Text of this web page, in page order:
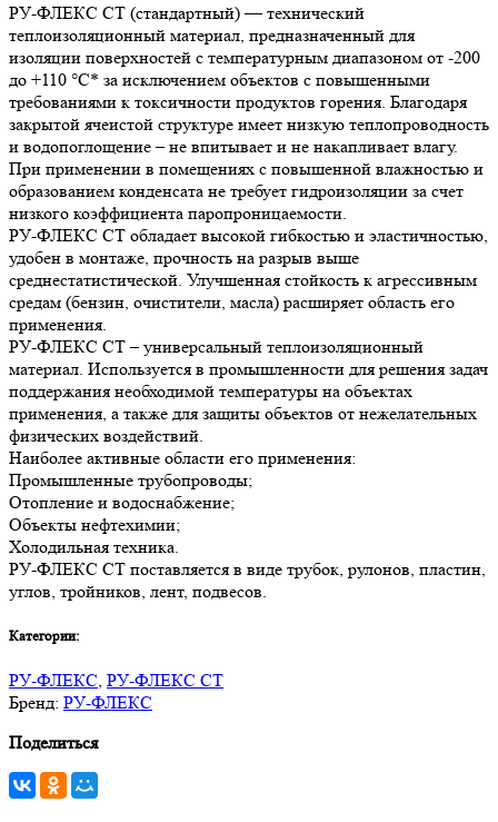
РУ-ФЛЕКС СТ (стандартный) — технический
теплоизоляционный материал, предназначенный для
изоляции поверхностей с температурным диапазоном от -200
до +110 °С* за исключением объектов с повышенными
требованиями к токсичности продуктов горения. Благодаря
закрытой ячеистой структуре имеет низкую теплопроводность
и водопоглощение – не впитывает и не накапливает влагу.
При применении в помещениях с повышенной влажностью и
образованием конденсата не требует гидроизоляции за счет
низкого коэффициента паропроницаемости.
РУ-ФЛЕКС СТ обладает высокой гибкостью и эластичностью,
удобен в монтаже, прочность на разрыв выше
среднестатистической. Улучшенная стойкость к агрессивным
средам (бензин, очистители, масла) расширяет область его
применения.
РУ-ФЛЕКС СТ – универсальный теплоизоляционный
материал. Используется в промышленности для решения задач
поддержания необходимой температуры на объектах
применения, а также для защиты объектов от нежелательных
физических воздействий.
Наиболее активные области его применения:
Промышленные трубопроводы;
Отопление и водоснабжение;
Объекты нефтехимии;
Холодильная техника.
РУ-ФЛЕКС СТ поставляется в виде трубок, рулонов, пластин,
углов, тройников, лент, подвесов.
Категории:
РУ-ФЛЕКС, РУ-ФЛЕКС СТ
Бренд: РУ-ФЛЕКС
Поделиться